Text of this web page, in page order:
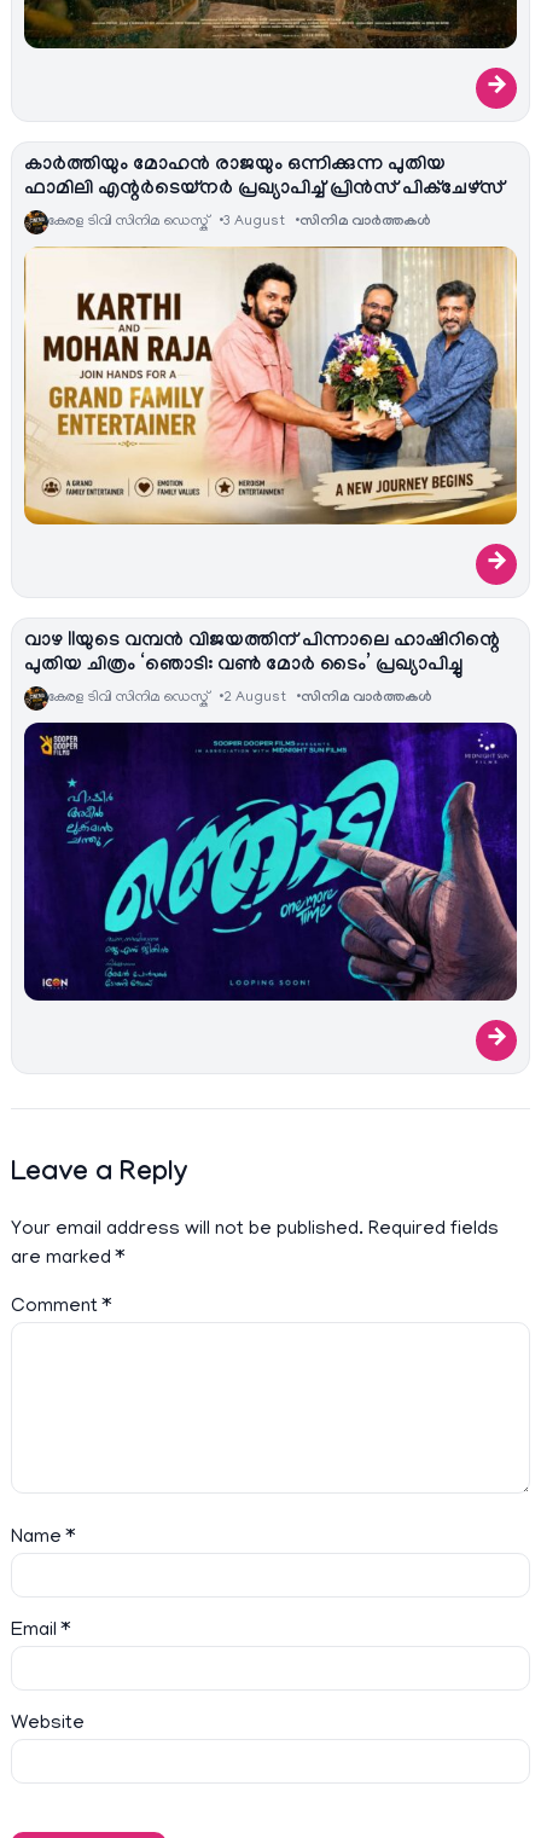
→
കാർത്തിയും മോഹൻ രാജയും ഒന്നിക്കുന്ന പുതിയ
ഫാമിലി എന്റർടെയ്‌നർ പ്രഖ്യാപിച്ച് പ്രിൻസ് പിക്ചേഴ്സ്
കേരള ടിവി സിനിമ ഡെസ്ക് 3 August സിനിമ വാര്‍ത്തകള്‍
→
വാഴ IIയുടെ വമ്പൻ വിജയത്തിന് പിന്നാലെ ഹാഷിറിന്റെ
പുതിയ ചിത്രം ‘ഞൊടി: വൺ മോർ ടൈം’ പ്രഖ്യാപിച്ചു
കേരള ടിവി സിനിമ ഡെസ്ക് 2 August സിനിമ വാര്‍ത്തകള്‍
→
Leave a Reply
Your email address will not be published. Required fields
are marked*
Comment*
Name*
Email*
Website